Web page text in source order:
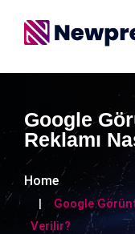
Google
Reklamı
Home
Google
Verilir?